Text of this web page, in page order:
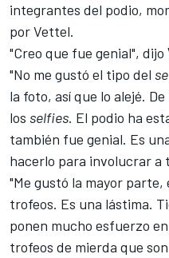
integrantes del podio,
por Vettel.
"Creo que fue genial", dijo
"No me gustó el tipo del
la foto, así que lo alejé.
los selfies. El podio ha
también fue genial. Es
hacerlo para involucrar a
"Me gustó la mayor
trofeos. Es una lástima.
ponen mucho esfuerzo
trofeos de mierda que